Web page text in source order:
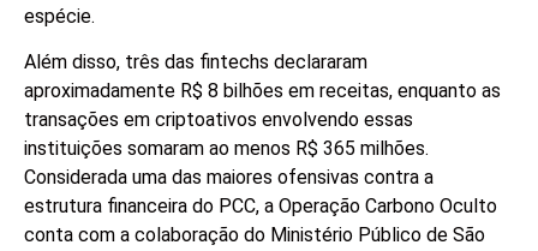
espécie.
Além disso, três das fintechs declararam
aproximadamente R$ 8 bilhões em receitas, enquanto as
transações em criptoativos envolvendo essas
instituições somaram ao menos R$ 365 milhões.
Considerada uma das maiores ofensivas contra a
estrutura financeira do PCC, a Operação Carbono Oculto
conta com a colaboração do Ministério Público de São